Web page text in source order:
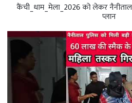
कैंची_धाम_मेला_2026 को लेकर
प्लान